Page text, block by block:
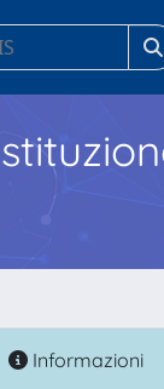
Informazioni